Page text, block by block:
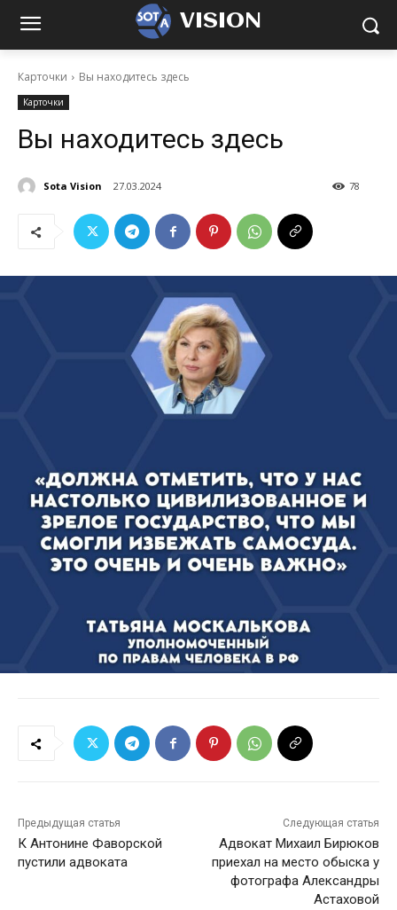
VISION
Карточки Вы находитесь здесь
Карточки
Вы находитесь здесь
Sota Vision 27.03.2024 78
Предыдущая статья
К Антонине Фаворской
пустили адвоката
Следующая статья
Адвокат Михаил Бирюков
приехал на место обыска у
фотографа Александры
Астаховой